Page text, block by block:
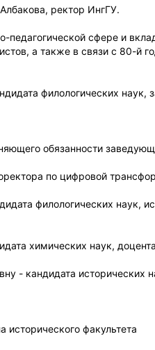
ректор ИнгГУ.
сфере и
а также в связи с 80-й
филологических наук,
обязанности
по цифровой
филологических наук,
химических наук,
- кандидата исторических
исторического факультета